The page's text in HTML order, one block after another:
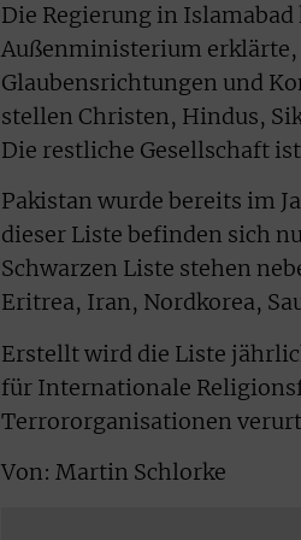
Die Regierung in
Außenministerium erklärte,
Glaubensrichtungen und
stellen Christen, Hindus,
Die restliche Gesellschaft
Pakistan wurde bereits im
dieser Liste befinden sich
Schwarzen Liste stehen
Eritrea, Iran, Nordkorea,
Erstellt wird die Liste
für Internationale
Terrororganisationen
Von: Martin Schlorke